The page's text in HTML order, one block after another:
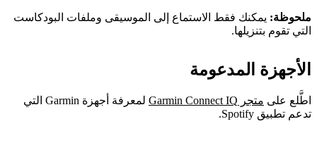
ملحوظة: يمكنك فقط الاستماع إلى الموسيقى وملفات البودكاست
التي تقوم بتنزيلها.
الأجهزة المدعومة
اطَّلع على متجر Garmin Connect IQ
لمعرفة أجهزة Garmin التي
تدعم تطبيق Spotify.